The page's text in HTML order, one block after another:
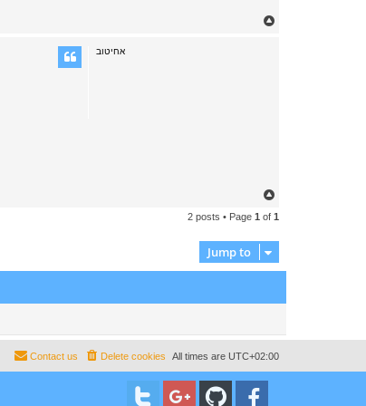
אחיטוב
p
2 posts • Page 1 of 1
Jump to
All times are UTC+02:00
Delete cookies
Contact us